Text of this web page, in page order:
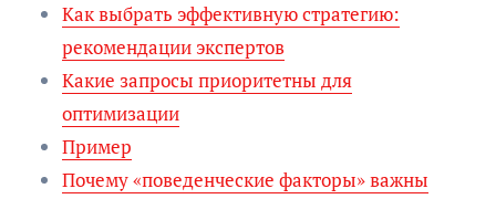
Как выбрать эффективную стратегию:
рекомендации экспертов
Какие запросы приоритетны для
оптимизации
Пример
Почему «поведенческие факторы» важны